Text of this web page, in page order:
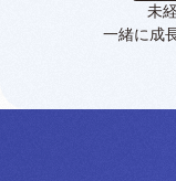
未
一緒に成